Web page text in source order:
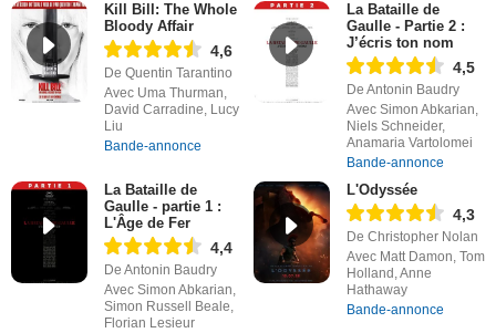
Kill Bill: The Whole
Bloody Affair
4,6
De Quentin Tarantino
Avec Uma Thurman,
David Carradine, Lucy
Liu
Bande-annonce
La Bataille de
Gaulle - Partie 2 :
J’écris ton nom
4,5
De Antonin Baudry
Avec Simon Abkarian,
Niels Schneider,
Anamaria Vartolomei
Bande-annonce
La Bataille de
Gaulle - partie 1 :
L'Âge de Fer
4,4
De Antonin Baudry
Avec Simon Abkarian,
Simon Russell Beale,
Florian Lesieur
L'Odyssée
4,3
De Christopher Nolan
Avec Matt Damon, Tom
Holland, Anne
Hathaway
Bande-annonce